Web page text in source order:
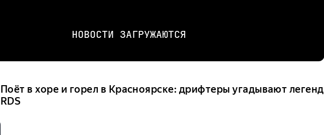
НОВОСТИ ЗАГРУЖАЮТСЯ
Поёт в хоре и горел в Красноярске: дрифтеры угадывают легенд
RDS